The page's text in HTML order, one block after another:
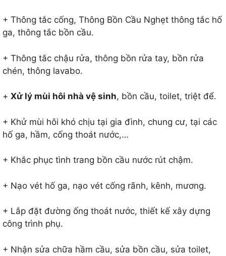
+ Thông tắc cống, Thông Bồn Cầu Nghẹt thông tắc hố
ga, thông tắc bồn cầu.
+ Thông tắc chậu rửa, thông bồn rửa tay, bồn rửa
chén, thông lavabo.
+ Xử lý mùi hôi nhà vệ sinh, bồn cầu, toilet, triệt để.
+ Khử mùi hôi khó chịu tại gia đình, chung cư, tại các
hố ga, hầm, cống thoát nước,…
+ Khắc phục tình trang bồn cầu nước rút chậm.
+ Nạo vét hố ga, nạo vét cống rãnh, kênh, mương.
+ Lắp đặt đường ống thoát nước, thiết kế xây dựng
công trình phụ.
+ Nhận sửa chữa hầm cầu, sửa bồn cầu, sửa toilet,